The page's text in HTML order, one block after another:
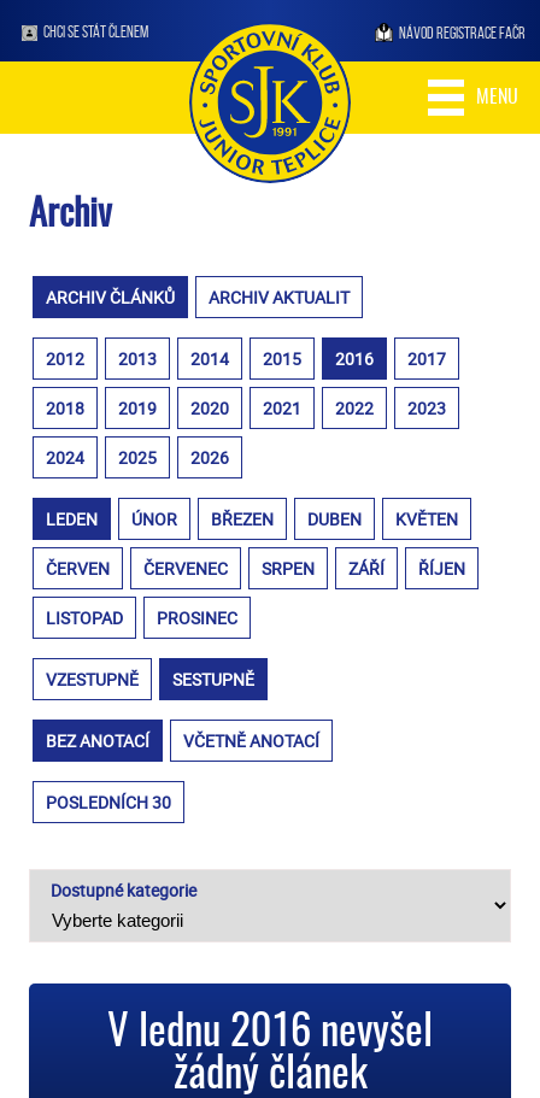
CHCI SE STÁT ČLENEM NÁVOD REGISTRACE FAČR
MENU
Archiv
ARCHIV ČLÁNKŮ ARCHIV AKTUALIT
2012 2013 2014 2015 2016 2017
2018 2019 2020 2021 2022 2023
2024 2025 2026
LEDEN ÚNOR BŘEZEN DUBEN KVĚTEN
ČERVEN ČERVENEC SRPEN ZÁŘÍ ŘÍJEN
LISTOPAD PROSINEC
VZESTUPNĚ SESTUPNĚ
BEZ ANOTACÍ VČETNĚ ANOTACÍ
POSLEDNÍCH 30
Dostupné kategorie
V lednu 2016 nevyšel
žádný článek